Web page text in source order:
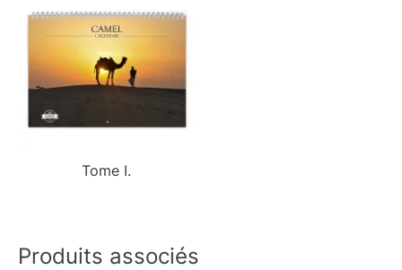
Tome I.
Produits associés